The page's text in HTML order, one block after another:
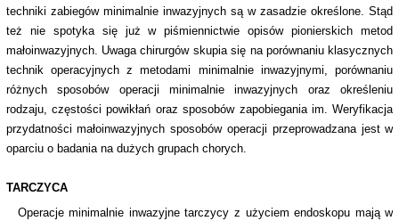
techniki zabiegów minimalnie inwazyjnych są w zasadzie określone. Stąd
też nie spotyka się już w piśmiennictwie opisów pionierskich metod
małoinwazyjnych. Uwaga chirurgów skupia się na porównaniu klasycznych
technik operacyjnych z metodami minimalnie inwazyjnymi, porównaniu
różnych sposobów operacji minimalnie inwazyjnych oraz określeniu
rodzaju, częstości powikłań oraz sposobów zapobiegania im. Weryfikacja
przydatności małoinwazyjnych sposobów operacji przeprowadzana jest w
oparciu o badania na dużych grupach chorych.
TARCZYCA
Operacje minimalnie inwazyjne tarczycy z użyciem endoskopu mają w